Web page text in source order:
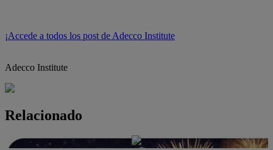
¡Accede a todos los post de Adecco Institute
Adecco Institute
Relacionado